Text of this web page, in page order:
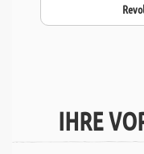
IHRE